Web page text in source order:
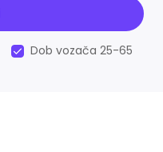
Dob vozača 25-65